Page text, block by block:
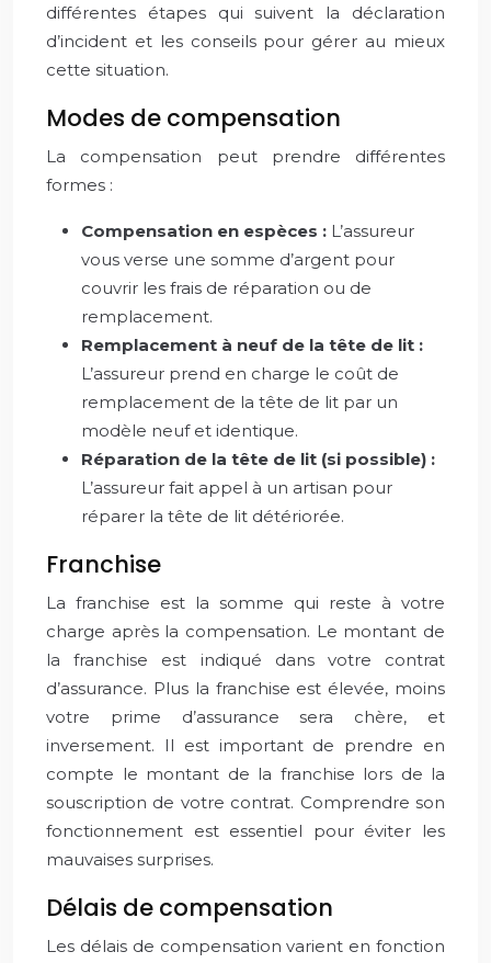
différentes étapes qui suivent la déclaration
d’incident et les conseils pour gérer au mieux
cette situation.
Modes de compensation
La compensation peut prendre différentes
formes :
Compensation en espèces : L’assureur
vous verse une somme d’argent pour
couvrir les frais de réparation ou de
remplacement.
Remplacement à neuf de la tête de lit :
L’assureur prend en charge le coût de
remplacement de la tête de lit par un
modèle neuf et identique.
Réparation de la tête de lit (si possible) :
L’assureur fait appel à un artisan pour
réparer la tête de lit détériorée.
Franchise
La franchise est la somme qui reste à votre
charge après la compensation. Le montant de
la franchise est indiqué dans votre contrat
d’assurance. Plus la franchise est élevée, moins
votre prime d’assurance sera chère, et
inversement. Il est important de prendre en
compte le montant de la franchise lors de la
souscription de votre contrat. Comprendre son
fonctionnement est essentiel pour éviter les
mauvaises surprises.
Délais de compensation
Les délais de compensation varient en fonction